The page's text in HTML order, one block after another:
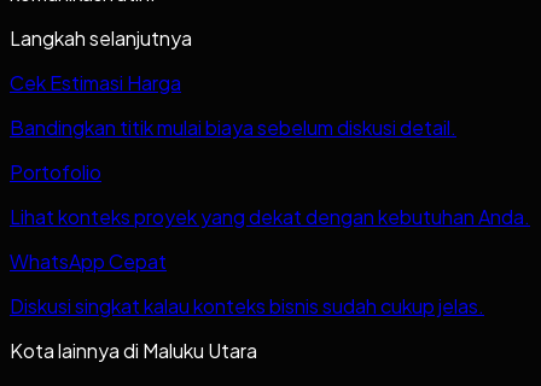
Langkah selanjutnya
Cek Estimasi Harga
Bandingkan titik mulai biaya sebelum diskusi detail.
Portofolio
Lihat konteks proyek yang dekat dengan kebutuhan Anda.
WhatsApp Cepat
Diskusi singkat kalau konteks bisnis sudah cukup jelas.
Kota lainnya di Maluku Utara